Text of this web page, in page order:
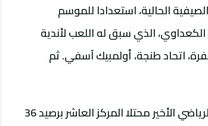
الحالية، استعدادا للموسم
أيوب الكعداوي، الذي سبق له اللعب لأندية
اتحاد طنجة، أولمبيك آسفي. ثم
ويشار أن فريق أولمبيك خريبكة لكرة القدم. أنهى الموسم الرياضي الأخير محتلا المركز العاشر برصيد 36